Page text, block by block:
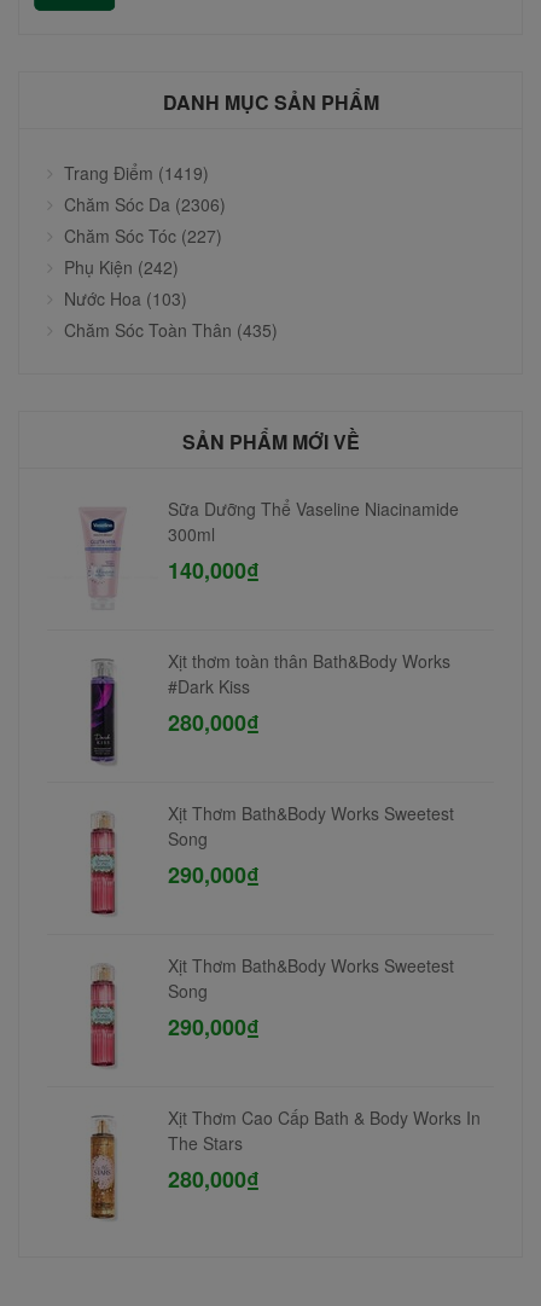
DANH MỤC SẢN PHẨM
Trang Điểm (1419)
Chăm Sóc Da (2306)
Chăm Sóc Tóc (227)
Phụ Kiện (242)
Nước Hoa (103)
Chăm Sóc Toàn Thân (435)
SẢN PHẨM MỚI VỀ
Sữa Dưỡng Thể Vaseline Niacinamide
300ml
140,000₫
Xịt thơm toàn thân Bath&Body Works
#Dark Kiss
280,000₫
Xịt Thơm Bath&Body Works Sweetest
Song
290,000₫
Xịt Thơm Bath&Body Works Sweetest
Song
290,000₫
Xịt Thơm Cao Cấp Bath & Body Works In
The Stars
280,000₫